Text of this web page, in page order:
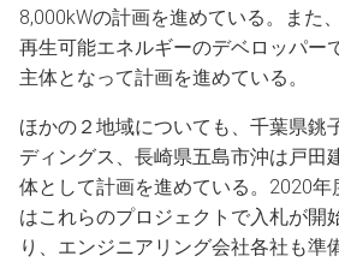
8,000kWの計画を進めている。また
再生可能エネルギーのデベロッパー
主体となって計画を進めている。
ほかの２地域についても、千葉県銚
ディングス、長崎県五島市沖は戸田
体として計画を進めている。2020年
はこれらのプロジェクトで入札が開
り、エンジニアリング会社各社も準